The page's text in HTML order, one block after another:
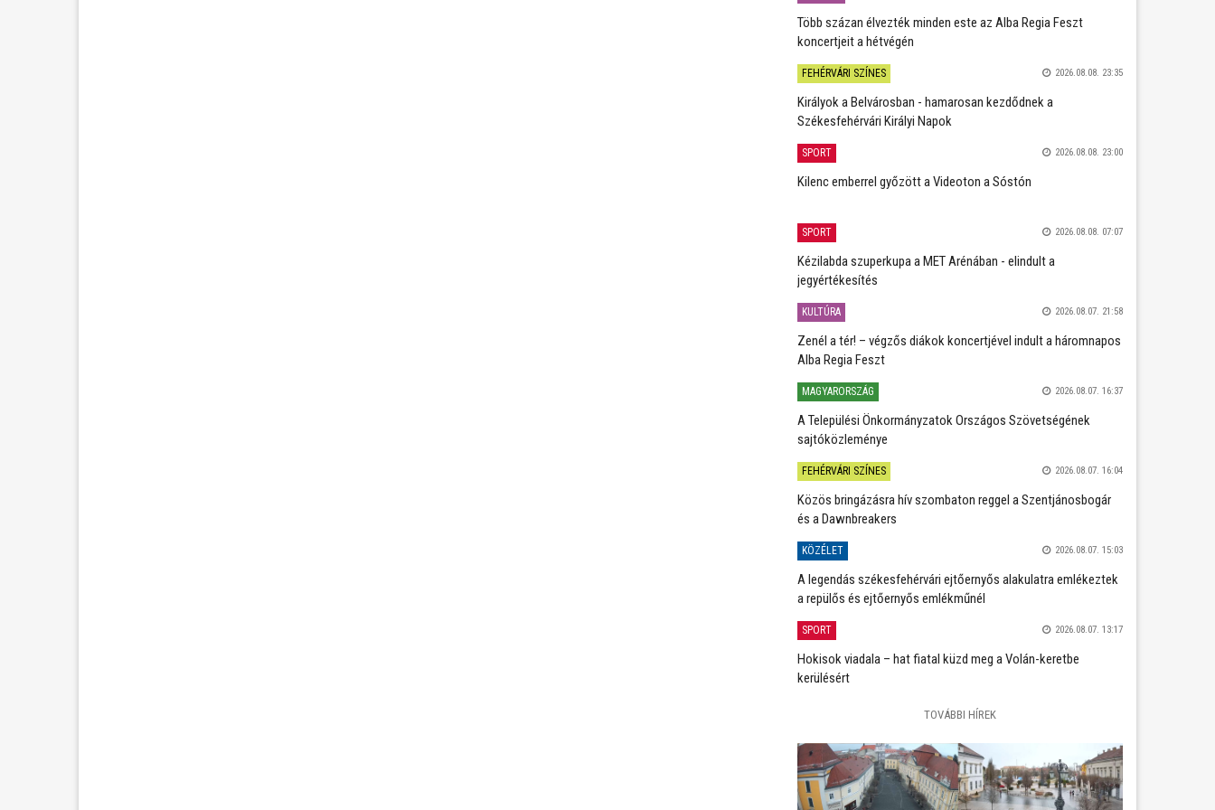
Több százan élvezték minden este az Alba Regia Feszt
koncertjeit a hétvégén
FEHÉRVÁRI SZÍNES 2026.08.08. 23:35
Királyok a Belvárosban - hamarosan kezdődnek a
Székesfehérvári Királyi Napok
SPORT 2026.08.08. 23:00
Kilenc emberrel győzött a Videoton a Sóstón
SPORT 2026.08.08. 07:07
Kézilabda szuperkupa a MET Arénában - elindult a
jegyértékesítés
KULTÚRA 2026.08.07. 21:58
Zenél a tér! – végzős diákok koncertjével indult a háromnapos
Alba Regia Feszt
MAGYARORSZÁG 2026.08.07. 16:37
A Települési Önkormányzatok Országos Szövetségének
sajtóközleménye
FEHÉRVÁRI SZÍNES 2026.08.07. 16:04
Közös bringázásra hív szombaton reggel a Szentjánosbogár
és a Dawnbreakers
KÖZÉLET 2026.08.07. 15:03
A legendás székesfehérvári ejtőernyős alakulatra emlékeztek
a repülős és ejtőernyős emlékműnél
SPORT 2026.08.07. 13:17
Hokisok viadala – hat fiatal küzd meg a Volán-keretbe
kerülésért
TOVÁBBI HÍREK